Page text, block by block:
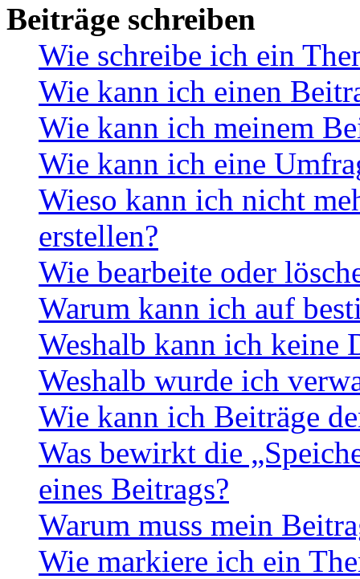
Beiträge schreiben
Wie schreibe ich ein
Wie kann ich einen
Wie kann ich meinem
Wie kann ich eine
Wieso kann ich nicht
erstellen?
Wie bearbeite oder
Warum kann ich auf
Weshalb kann ich keine
Weshalb wurde ich
Wie kann ich Beiträge
Was bewirkt die
eines Beitrags?
Warum muss mein
Wie markiere ich ein